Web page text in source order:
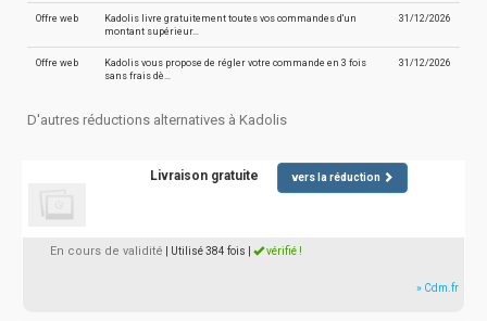
Offre web
Kadolis livre gratuitement toutes vos commandes d'un
montant supérieur…
31/12/2026
Offre web
Kadolis vous propose de régler votre commande en 3 fois
sans frais dè…
31/12/2026
D'autres réductions alternatives à Kadolis
Livraison gratuite vers la réduction
En cours de validité | Utilisé 384 fois vérifié !
» Cdm.fr